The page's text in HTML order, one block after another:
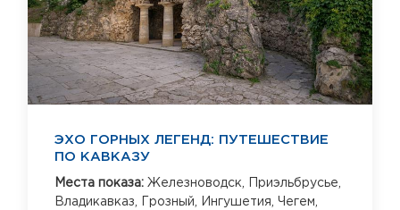
ЭХО ГОРНЫХ ЛЕГЕНД: ПУТЕШЕСТВИЕ
ПО КАВКАЗУ
Места показа: Железноводск,
Приэльбрусье,
Владикавказ,
Грозный, Ингушетия, Чегем,